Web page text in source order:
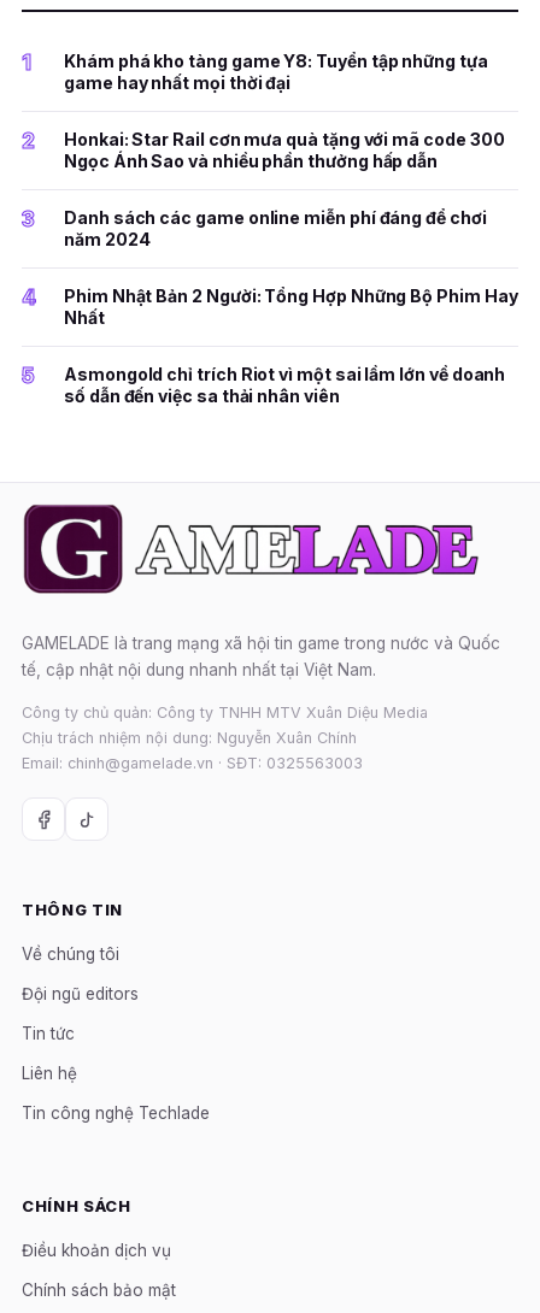
1
Khám phá kho tàng game Y8: Tuyển tập những tựa
game hay nhất mọi thời đại
2
Honkai: Star Rail cơn mưa quà tặng với mã code 300
Ngọc Ánh Sao và nhiều phần thưởng hấp dẫn
3
Danh sách các game online miễn phí đáng để chơi
năm 2024
4
Phim Nhật Bản 2 Người: Tổng Hợp Những Bộ Phim Hay
Nhất
5
Asmongold chỉ trích Riot vì một sai lầm lớn về doanh
số dẫn đến việc sa thải nhân viên
GAMELADE là trang mạng xã hội tin game trong nước và Quốc
tế, cập nhật nội dung nhanh nhất tại Việt Nam.
Công ty chủ quản: Công ty TNHH MTV Xuân Diệu Media
Chịu trách nhiệm nội dung: Nguyễn Xuân Chính
Email: chinh@gamelade.vn · SĐT: 0325563003
THÔNG TIN
Về chúng tôi
Đội ngũ editors
Tin tức
Liên hệ
Tin công nghệ Techlade
CHÍNH SÁCH
Điều khoản dịch vụ
Chính sách bảo mật